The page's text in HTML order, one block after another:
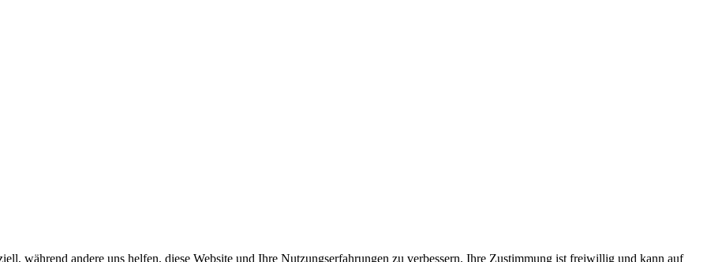
während andere uns helfen, diese Website und Ihre Nutzungserfahrungen zu verbessern. Ihre Zustimmung ist freiwillig und kann auf